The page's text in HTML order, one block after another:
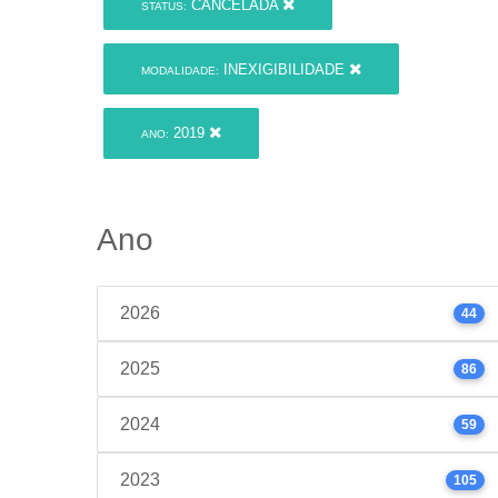
STATUS: CANCELADA
MODALIDADE: INEXIGIBILIDADE
ANO: 2019
Ano
2026 44
2025 86
2024 59
2023 105